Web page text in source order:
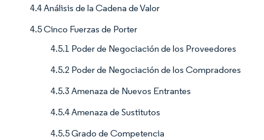
4.4 Análisis de la Cadena de Valor
4.5 Cinco Fuerzas de Porter
4.5.1 Poder de Negociación de los Proveedores
4.5.2 Poder de Negociación de los Compradores
4.5.3 Amenaza de Nuevos Entrantes
4.5.4 Amenaza de Sustitutos
4.5.5 Grado de Competencia